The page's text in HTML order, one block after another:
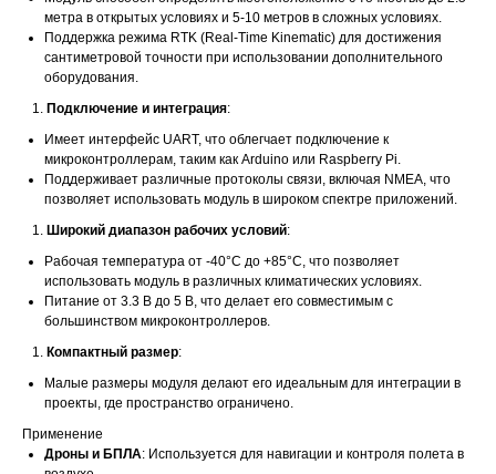
метра в открытых условиях и 5-10 метров в сложных условиях.
Поддержка режима RTK (Real-Time Kinematic) для достижения
сантиметровой точности при использовании дополнительного
оборудования.
Подключение и интеграция:
Имеет интерфейс UART, что облегчает подключение к
микроконтроллерам, таким как Arduino или Raspberry Pi.
Поддерживает различные протоколы связи, включая NMEA, что
позволяет использовать модуль в широком спектре приложений.
Широкий диапазон рабочих условий:
Рабочая температура от -40°C до +85°C, что позволяет
использовать модуль в различных климатических условиях.
Питание от 3.3 В до 5 В, что делает его совместимым с
большинством микроконтроллеров.
Компактный размер:
Малые размеры модуля делают его идеальным для интеграции в
проекты, где пространство ограничено.
Применение
Дроны и БПЛА: Используется для навигации и контроля полета в